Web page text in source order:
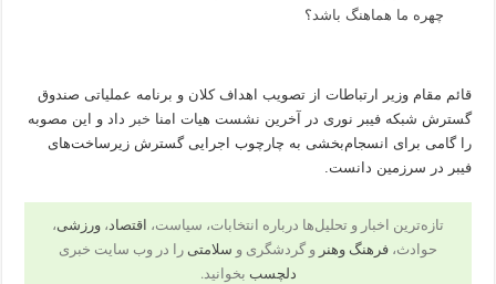
چهره ما هماهنگ باشد؟
قائم مقام وزیر ارتباطات از تصویب اهداف کلان و برنامه عملیاتی صندوق
گسترش شبکه فیبر نوری در آخرین نشست هیات امنا خبر داد و این مصوبه
را گامی برای انسجام‌بخشی به چارچوب اجرایی گسترش زیرساخت‌های
فیبر در سرزمین دانست.
تازه‌ترین اخبار و تحلیل‌ها درباره انتخابات، سیاست، اقتصاد، ورزشی،
حوادث، فرهنگ وهنر و گردشگری و سلامتی را در وب سایت خبری
دلچسب بخوانید.